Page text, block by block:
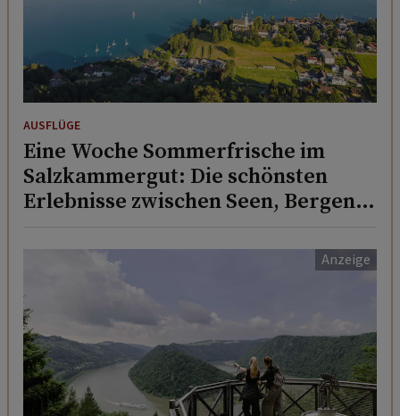
AUSFLÜGE
Eine Woche Sommerfrische im
Salzkammergut: Die schönsten
Erlebnisse zwischen Seen, Bergen